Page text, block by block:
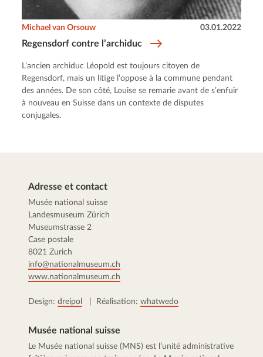
Regensdorf contre l’archiduc
Michael van Orsouw 03.01.2022
L’ancien archiduc Léopold est toujours citoyen de
Regensdorf, mais un litige l’oppose à la commune pendant
des années. De son côté, Louise se remarie avant de s’enfuir
à nouveau en Suisse dans un contexte de disputes
conjugales.
Adresse et contact
Musée national suisse
Landesmuseum Zürich
Museumstrasse 2
Case postale
8021 Zurich
info@nationalmuseum.ch
www.nationalmuseum.ch
Design: dreipol | Réalisation: whatwedo
Musée national suisse
Le Musée national suisse (MNS) est l’unité administrative